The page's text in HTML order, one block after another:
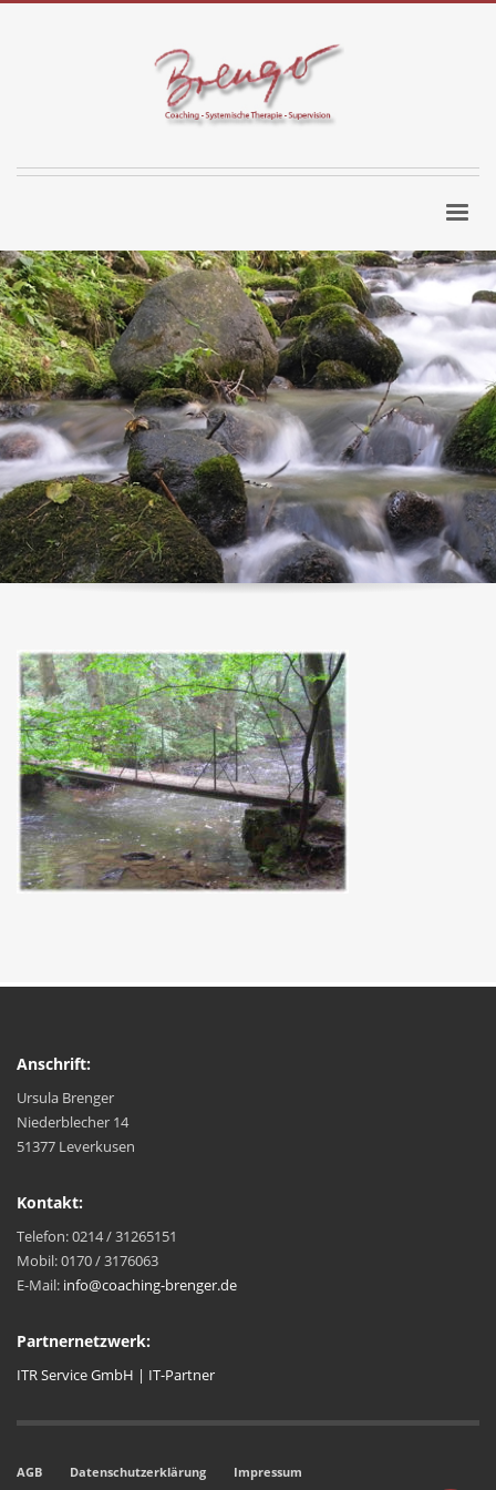
Anschrift:
Ursula Brenger
Niederblecher 14
51377 Leverkusen
Kontakt:
Telefon: 0214 / 31265151
Mobil: 0170 / 3176063
E-Mail: info@coaching-brenger.de
Partnernetzwerk:
ITR Service GmbH | IT-Partner
AGB Datenschutzerklärung Impressum